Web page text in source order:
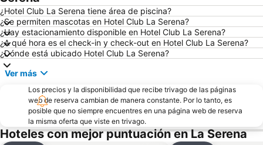
¿Hotel Club La Serena tiene área de piscina?
¿Se permiten mascotas en Hotel Club La Serena?
¿Hay estacionamiento disponible en Hotel Club La Serena?
¿A qué hora es el check-in y check-out en Hotel Club La Serena?
¿Dónde está ubicado Hotel Club La Serena?
Ver más
Los precios y la disponibilidad que recibe trivago de las páginas
web de reserva cambian de manera constante. Por lo tanto, es
posible que no siempre encuentres en una página web de reserva
la misma oferta que viste en trivago.
Hoteles con mejor puntuación en La Serena